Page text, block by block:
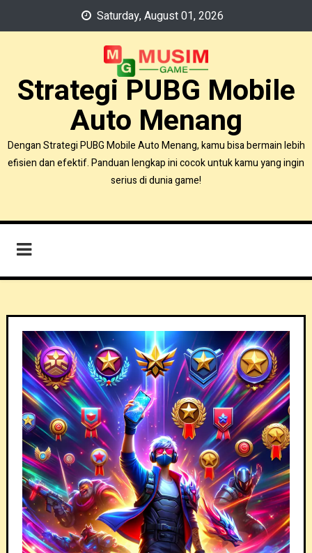
Saturday, August 01, 2026
Strategi PUBG Mobile
Auto Menang
Dengan Strategi PUBG Mobile Auto Menang, kamu bisa bermain lebih
efisien dan efektif. Panduan lengkap ini cocok untuk kamu yang ingin
serius di dunia game!